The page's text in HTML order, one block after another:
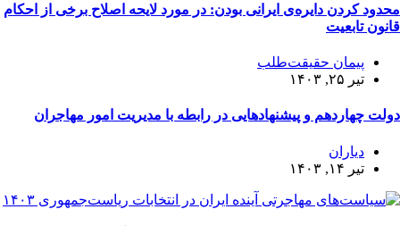
محدود کردن دایره‌ی ایرانی بودن: در مورد لایحه اصلاح برخی از احکام
قانون تابعیت
پیمان حقیقت‌طلب
تیر ۲۵, ۱۴۰۳
دولت چهاردهم و پیشنهادهایی در رابطه با مدیریت امور مهاجران
دیاران
تیر ۱۴, ۱۴۰۳